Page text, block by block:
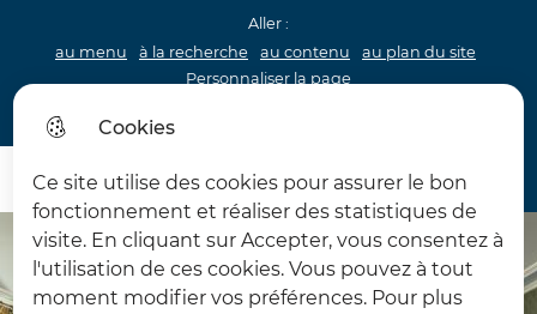
Cookies
Ce site utilise des cookies pour assurer le bon
fonctionnement et réaliser des statistiques de
visite. En cliquant sur Accepter, vous consentez à
l'utilisation de ces cookies. Vous pouvez à tout
moment modifier vos préférences. Pour plus
Aller :
au menu
à la recherche au contenu
au plan du site
Personnaliser la page
Château d'Hardelot
Menu